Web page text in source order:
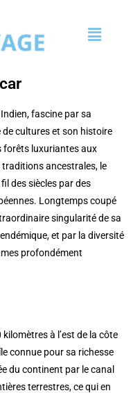
fascine par sa
cultures et son histoire
forêts luxuriantes aux
traditions ancestrales, le
des siècles par des
Longtemps coupé
singularité de sa
et par la diversité
profondément
à l’est de la côte
connue pour sa richesse
du continent par le canal
terrestres, ce qui en